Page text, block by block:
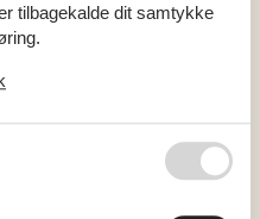
tilbagekalde dit samtykke